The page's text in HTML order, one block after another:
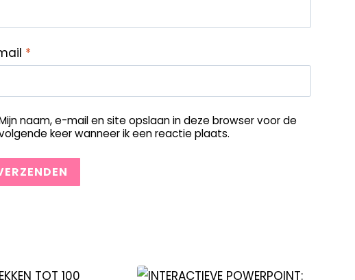
*
naam, e-mail en site opslaan in deze browser voor de
keer wanneer ik een reactie plaats.